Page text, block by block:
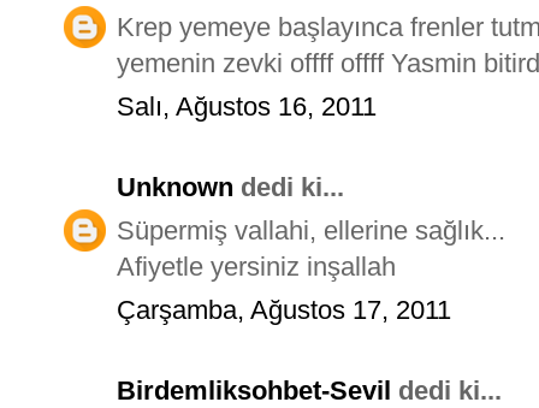
Krep yemeye başlayınca frenler
yemenin zevki offff offff Yasmin
Salı, Ağustos 16, 2011
Unknown dedi ki...
Süpermiş vallahi, ellerine sağlık...
Afiyetle yersiniz inşallah
Çarşamba, Ağustos 17, 2011
Birdemliksohbet-Sevil dedi ki...